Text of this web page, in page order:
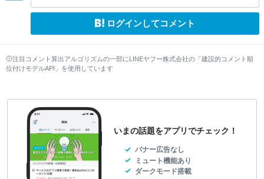
ログインしてコメント
注目コメント算出アルゴリズムの一部にLINEヤフー株式会社の「建設的コメント順
位付けモデルAPI」を使用しています
いまの話題をアプリでチェック！
バナー広告なし
ミュート機能あり
ダークモード搭載